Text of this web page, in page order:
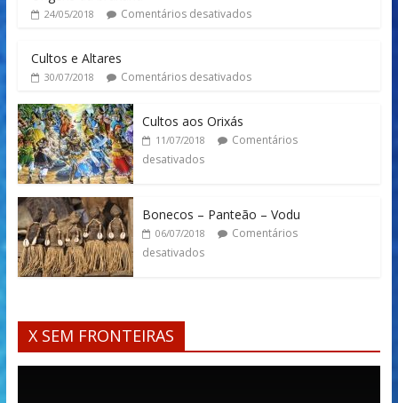
24/05/2018 Comentários desativados
Cultos e Altares
30/07/2018 Comentários desativados
Cultos aos Orixás
11/07/2018
Comentários
desativados
Bonecos – Panteão – Vodu
06/07/2018
Comentários
desativados
X SEM FRONTEIRAS